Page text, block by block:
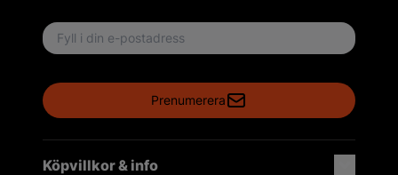
Email address
Prenumerera
Köpvillkor & info